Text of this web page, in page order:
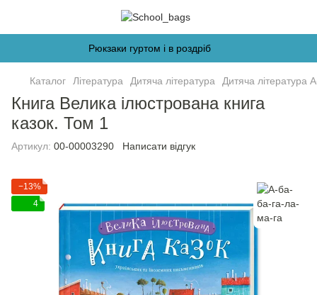
Рюкзаки гуртом і в роздріб
Каталог Література Дитяча література Дитяча література
Книга Велика ілюстрована книга
казок. Том 1
Артикул: 00-00003290 Написати відгук
−13%
4